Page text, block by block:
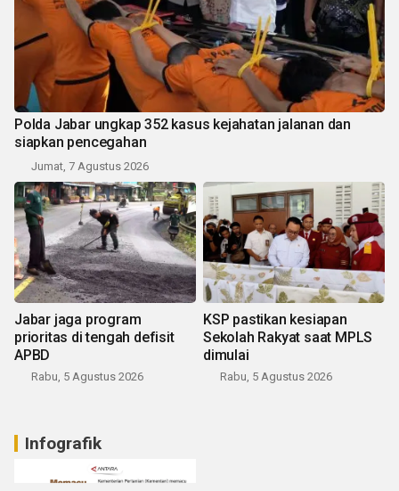
Polda Jabar ungkap 352 kasus kejahatan jalanan dan
siapkan pencegahan
Jumat, 7 Agustus 2026
Jabar jaga program
prioritas di tengah defisit
APBD
Rabu, 5 Agustus 2026
KSP pastikan kesiapan
Sekolah Rakyat saat MPLS
dimulai
Rabu, 5 Agustus 2026
Infografik